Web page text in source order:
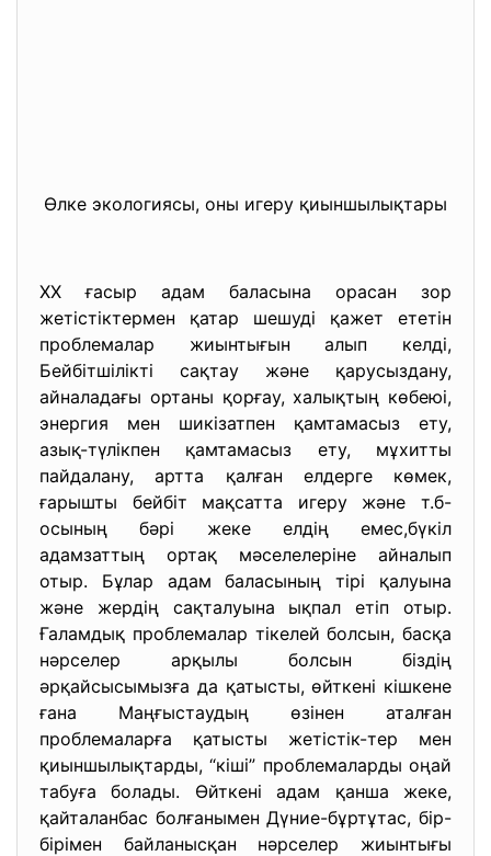
Өлке экологиясы, оны игеру қиыншылықтары
ХХ ғасыр адам баласына орасан зор
жетістіктермен қатар шешуді қажет ететін
проблемалар жиынтығын алып келді,
Бейбітшілікті сақтау және қарусыздану,
айналадағы ортаны қорғау, халықтың көбеюі,
энергия мен шикізатпен қамтамасыз ету,
азық-түлікпен қамтамасыз ету, мұхитты
пайдалану, артта қалған елдерге көмек,
ғарышты бейбіт мақсатта игеру және т.б-
осының бәрі жеке елдің емес,бүкіл
адамзаттың ортақ мәселелеріне айналып
отыр. Бұлар адам баласының тірі қалуына
және жердің сақталуына ықпал етіп отыр.
Ғаламдық проблемалар тікелей болсын, басқа
нәрселер арқылы болсын біздің
әрқайсысымызға да қатысты, өйткені кішкене
ғана Маңғыстаудың өзінен аталған
проблемаларға қатысты жетістік-тер мен
қиыншылықтарды, “кіші” проблемаларды оңай
табуға болады. Өйткені адам қанша жеке,
қайталанбас болғанымен Дүние-бұртұтас, бір-
бірімен байланысқан нәрселер жиынтығы